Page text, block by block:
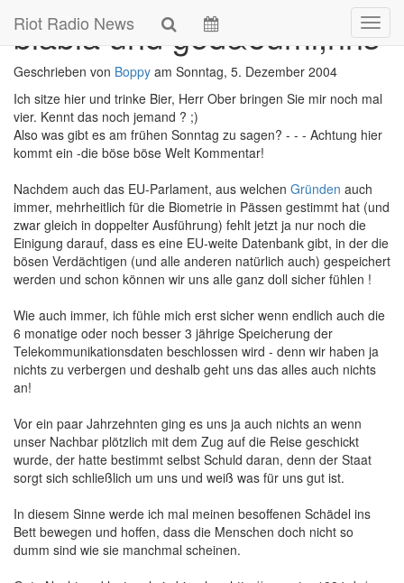
main
content
Riot Radio News
blabla und ged&ouml;hns
Geschrieben von Boppy am Sonntag, 5. Dezember 2004
Ich sitze hier und trinke Bier, Herr Ober bringen Sie mir noch mal
vier. Kennt das noch jemand ? ;)
Also was gibt es am frühen Sonntag zu sagen? - - - Achtung hier
kommt ein -die böse böse Welt Kommentar!
Nachdem auch das EU-Parlament, aus welchen Gründen auch
immer, mehrheitlich für die Biometrie in Pässen gestimmt hat (und
zwar gleich in doppelter Ausführung) fehlt jetzt ja nur noch die
Einigung darauf, dass es eine EU-weite Datenbank gibt, in der die
bösen Verdächtigen (und alle anderen natürlich auch) gespeichert
werden und schon können wir uns alle ganz doll sicher fühlen !
Wie auch immer, ich fühle mich erst sicher wenn endlich auch die
6 monatige oder noch besser 3 jährige Speicherung der
Telekommunikationsdaten beschlossen wird - denn wir haben ja
nichts zu verbergen und deshalb geht uns das alles auch nichts
an!
Vor ein paar Jahrzehnten ging es uns ja auch nichts an wenn
unser Nachbar plötzlich mit dem Zug auf die Reise geschickt
wurde, der hatte bestimmt selbst Schuld daran, denn der Staat
sorgt sich schließlich um uns und weiß was für uns gut ist.
In diesem Sinne werde ich mal meinen besoffenen Schädel ins
Bett bewegen und hoffen, dass die Menschen doch nicht so
dumm sind wie sie manchmal scheinen.